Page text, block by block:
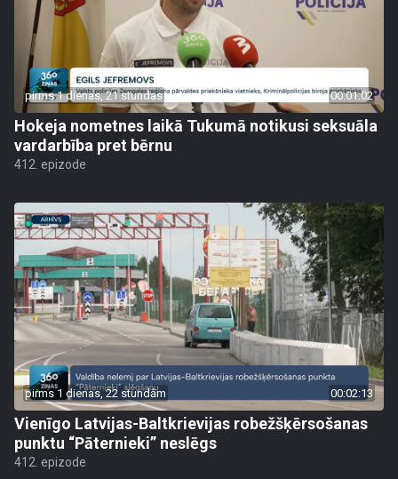
pirms 1 dienas, 21 stundas 00:01:02
Hokeja nometnes laikā Tukumā notikusi seksuāla
vardarbība pret bērnu
412. epizode
pirms 1 dienas, 22 stundām 00:02:13
Vienīgo Latvijas-Baltkrievijas robežšķērsošanas
punktu “Pāternieki” neslēgs
412. epizode